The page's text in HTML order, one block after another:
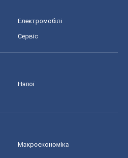
Електромобілі
Сервіс
Напої
Макроекономіка